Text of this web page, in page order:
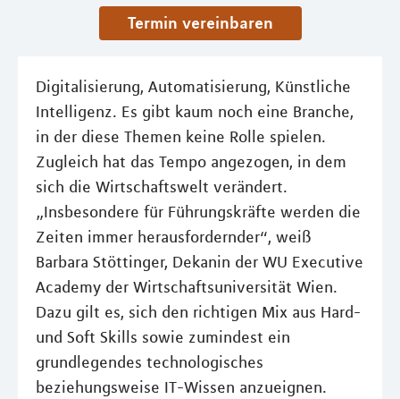
Termin vereinbaren
Digitalisierung, Automatisierung, Künstliche
Intelligenz. Es gibt kaum noch eine Branche,
in der diese Themen keine Rolle spielen.
Zugleich hat das Tempo angezogen, in dem
sich die Wirtschaftswelt verändert.
„Insbesondere für Führungskräfte werden die
Zeiten immer herausfordernder“, weiß
Barbara Stöttinger, Dekanin der WU Executive
Academy der Wirtschaftsuniversität Wien.
Dazu gilt es, sich den richtigen Mix aus Hard-
und Soft Skills sowie zumindest ein
grundlegendes technologisches
beziehungsweise IT-Wissen anzueignen.